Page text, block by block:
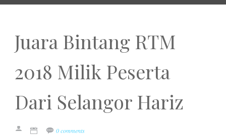
Juara Bintang RTM
2018 Milik Peserta
Dari Selangor Hariz
0 comments